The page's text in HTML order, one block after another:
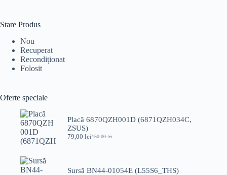
Stare Produs
Nou
Recuperat
Recondiționat
Folosit
Oferte speciale
Placă 6870QZH001D (6871QZH034C,
ZSUS)
150,00lei
Prețul
150,00 lei.
79,00 leiPrețul
Sursă BN44-01054E (L55S6_THS)